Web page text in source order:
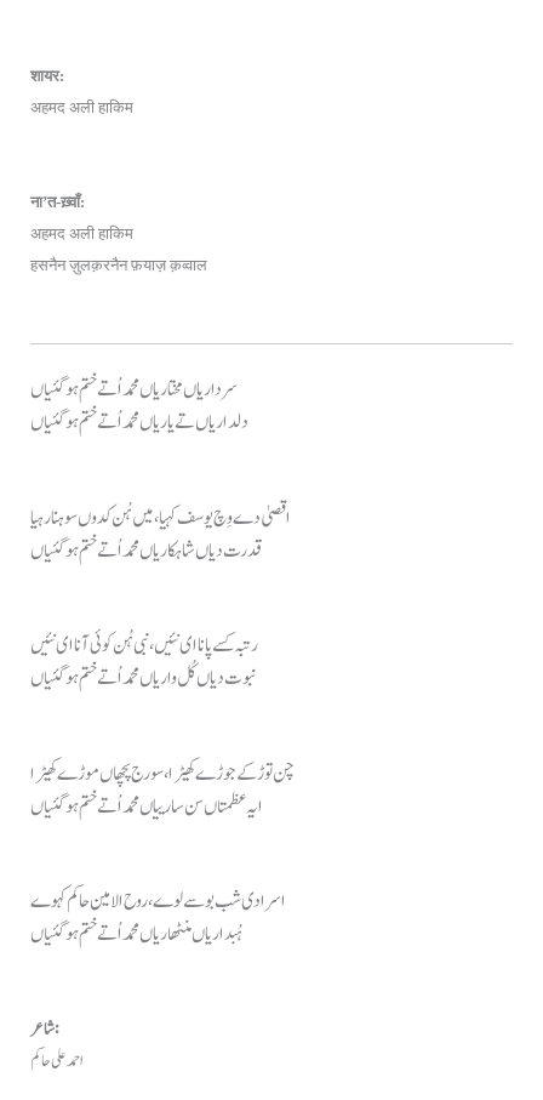
शायर:
अहमद अली हाकिम
ना’त-ख़्वाँ:
अहमद अली हाकिम
हसनैन ज़ुलक़रनैन फ़याज़ क़व्वाल
سرداریاں مختاریاں محمد اُتے ختم ہو گئیاں
دلداریاں تے یاریاں محمد اُتے ختم ہو گئیاں
اقصیٰ دے وِچ یوسف کہیا، میں ہُن کدوں سوہنا رہیا
قدرت دیاں شاہکاریاں محمد اُتے ختم ہو گئیاں
رتبہ کسے پانا ای نئیں، نبی ہُن کوئی آنا ای نئیں
نبوت دیاں کُل واریاں محمد اُتے ختم ہو گئیاں
چن توڑ کے جوڑے کھیڑا، سورج پچھاں موڑے کھیڑا
ایہ عظمتاں سن سارییاں محمد اُتے ختم ہو گئیاں
اسرا دی شب بوسے لوے، روح الامین حاکم کہوے
ہُبداریاں منٹھاریاں محمد اُتے ختم ہو گئیاں
شاعر:
احمد علی حاکم